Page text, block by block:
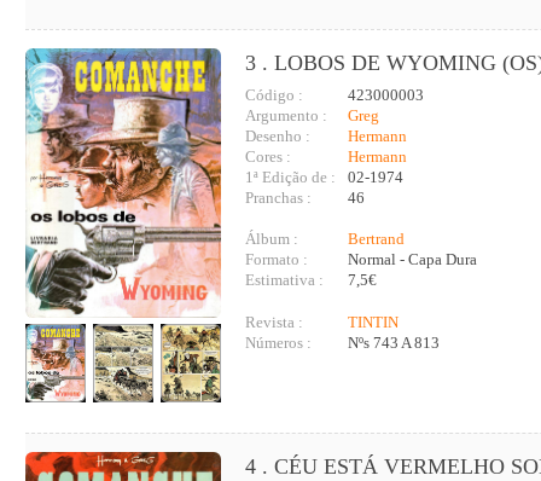
3 . LOBOS DE WYOMING
Código :
423000003
Argumento :
Greg
Desenho :
Hermann
Cores :
Hermann
1ª Edição de :
02-1974
Pranchas :
46
Álbum :
Bertrand
Formato :
Normal - Capa Dura
Estimativa :
7,5€
Revista :
TINTIN
Números :
Nºs 743 A 813
4 . CÉU ESTÁ VERMELHO